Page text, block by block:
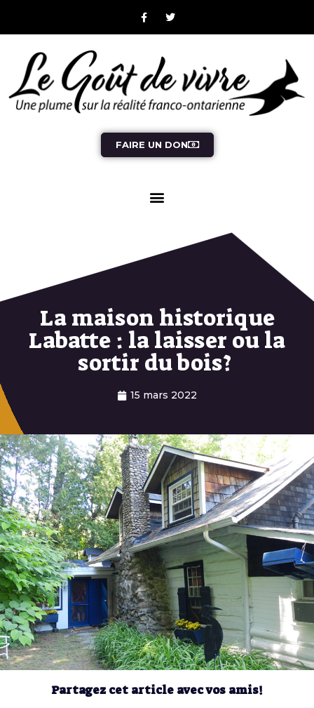
FAIRE UN DON
La maison historique
Labatte : la laisser ou la
sortir du bois?
15 mars 2022
Partagez cet article avec vos amis!